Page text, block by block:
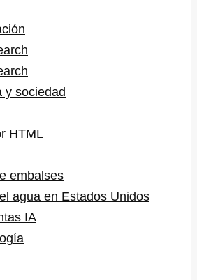
y sociedad
HTML
embalses
agua en Estados Unidos
IA